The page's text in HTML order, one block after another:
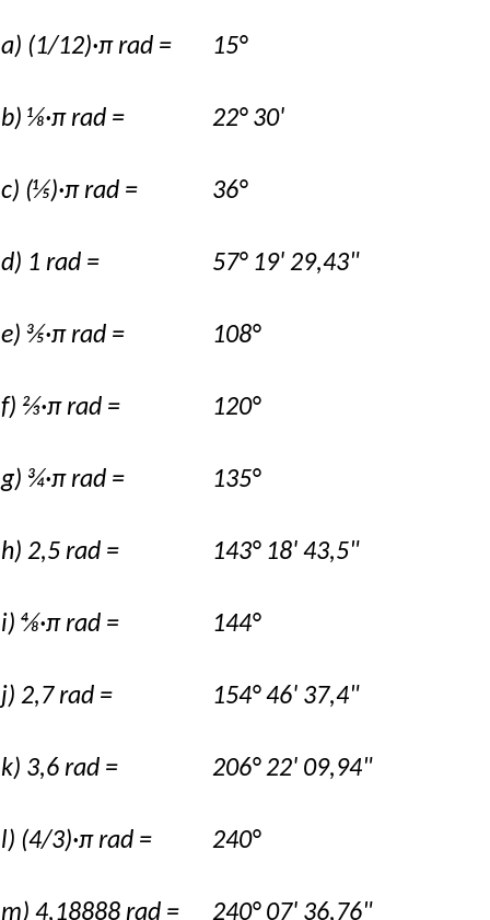
a) (1/12)·π rad =
b) ⅛·π rad =
c) (⅕)·π rad =
d) 1 rad =
e) ⅗·π rad =
f) ⅔·π rad =
g) ¾·π rad =
h) 2,5 rad =
i) ⅘·π rad =
j) 2,7 rad =
k) 3,6 rad =
l) (4/3)·π rad =
m) 4,18888 rad =
15°
22° 30'
36°
57° 19' 29,43"
108°
120°
135°
143° 18' 43,5"
144°
154° 46' 37,4"
206° 22' 09,94"
240°
240° 07' 36,76"